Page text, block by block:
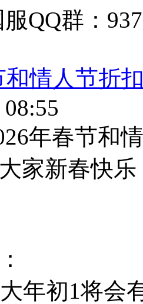
QQ群：
情人节折
年春节和
家新春快
年初1将会